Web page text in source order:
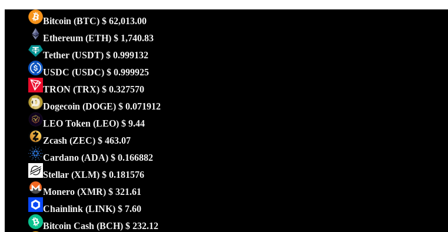
Bitcoin (BTC) $ 62,013.00
Ethereum (ETH) $ 1,740.83
Tether (USDT) $ 0.999132
USDC (USDC) $ 0.999925
TRON (TRX) $ 0.327570
Dogecoin (DOGE) $ 0.071912
LEO Token (LEO) $ 9.44
Zcash (ZEC) $ 463.07
Cardano (ADA) $ 0.166882
Stellar (XLM) $ 0.181576
Monero (XMR) $ 321.61
Chainlink (LINK) $ 7.60
Bitcoin Cash (BCH) $ 232.12